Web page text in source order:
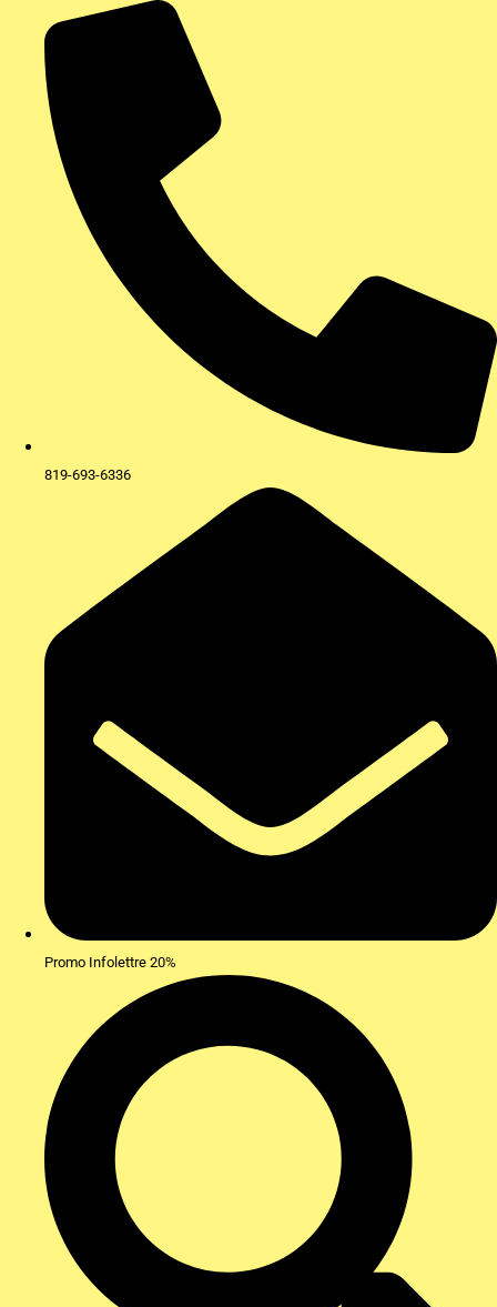
contenu
819-693-6336
Promo Infolettre 20%